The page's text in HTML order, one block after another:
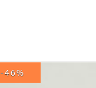
-46%